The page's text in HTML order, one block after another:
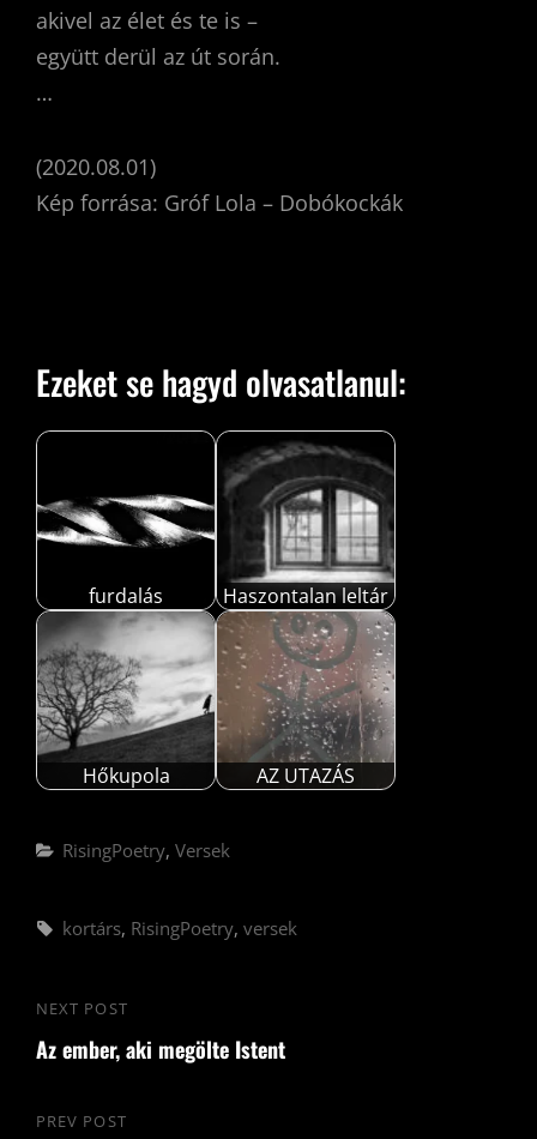
akivel az élet és te is –
együtt derül az út során.
…
(2020.08.01)
Kép forrása: Gróf Lola – Dobókockák
Ezeket se hagyd olvasatlanul:
furdalás Haszontalan leltár
Hőkupola AZ UTAZÁS
Categories
RisingPoetry, Versek
Tags,
kortárs, RisingPoetry, versek
Bejegyzés
navigáció
Previous
PREV POST
Next
Post
NEXT POST
Az ember, aki megölte Istent